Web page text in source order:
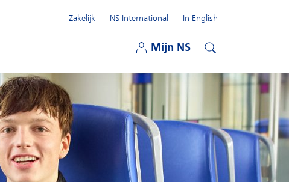
Mijn NS
Zakelijk
NS International
In English